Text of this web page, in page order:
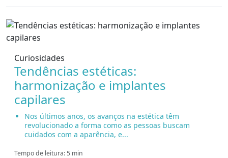
Curiosidades
Tendências estéticas:
harmonização e implantes
capilares
Nos últimos anos, os avanços na estética têm
revolucionado a forma como as pessoas buscam
cuidados com a aparência, e...
Tempo de leitura: 5 min